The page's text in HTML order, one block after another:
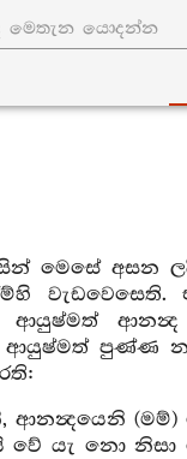
මෙසේ අසන
ආයුෂ්මත්
ආයුෂ්මත් පුණ්ණ
ආනන්‍දයෙනි
වේ යැ නො